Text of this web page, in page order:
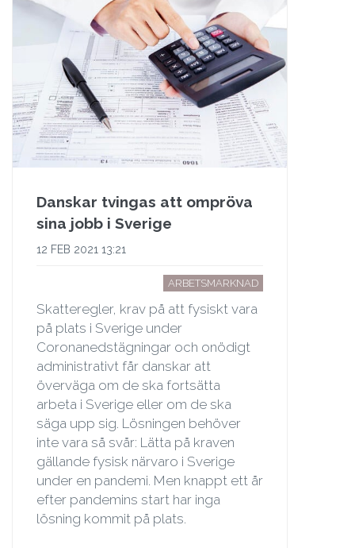
Danskar tvingas att ompröva
sina jobb i Sverige
12 FEB 2021 13:21
ARBETSMARKNAD
Skatteregler, krav på att fysiskt vara
på plats i Sverige under
Coronanedstägningar och onödigt
administrativt får danskar att
överväga om de ska fortsätta
arbeta i Sverige eller om de ska
säga upp sig. Lösningen behöver
inte vara så svår: Lätta på kraven
gällande fysisk närvaro i Sverige
under en pandemi. Men knappt ett år
efter pandemins start har inga
lösning kommit på plats.